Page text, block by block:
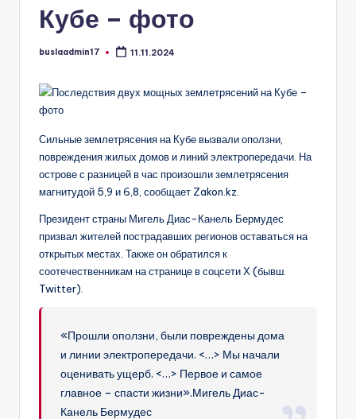
Кубе – фото
Запись
buslaadmin17 11.11.2024
Сильные землетрясения на Кубе вызвали оползни,
повреждения жилых домов и линий электропередачи. На
острове с разницей в час произошли землетрясения
магнитудой 5,9 и 6,8, сообщает Zakon.kz.
Президент страны Мигель Диас-Канель Бермудес
призвал жителей пострадавших регионов оставаться на
открытых местах. Также он обратился к
соотечественникам на странице в соцсети Х (бывш.
Twitter).
«Прошли оползни, были повреждены дома
и линии электропередачи. <…> Мы начали
оценивать ущерб. <…> Первое и самое
главное – спасти жизни».Мигель Диас-
Канель Бермудес